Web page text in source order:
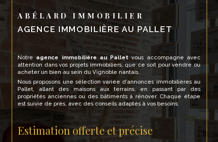
ABÉLARD IMMOBILIER
AGENCE IMMOBILIÈRE AU PALLET
Notre agence immobilière au Palletvous accompagne avec
attention dans vos projets immobiliers, que ce soit pour vendre ou
acheter un bien au sein du Vignoble nantais.
Nous proposons une sélection variée d’annonces immobilières au
Pallet, allant des maisons aux terrains, en passant par des
propriétés anciennes ou des bâtiments à rénover. Chaque étape
est suivie de près, avec des conseils adaptés à vos besoins.
Estimation offerte et précise